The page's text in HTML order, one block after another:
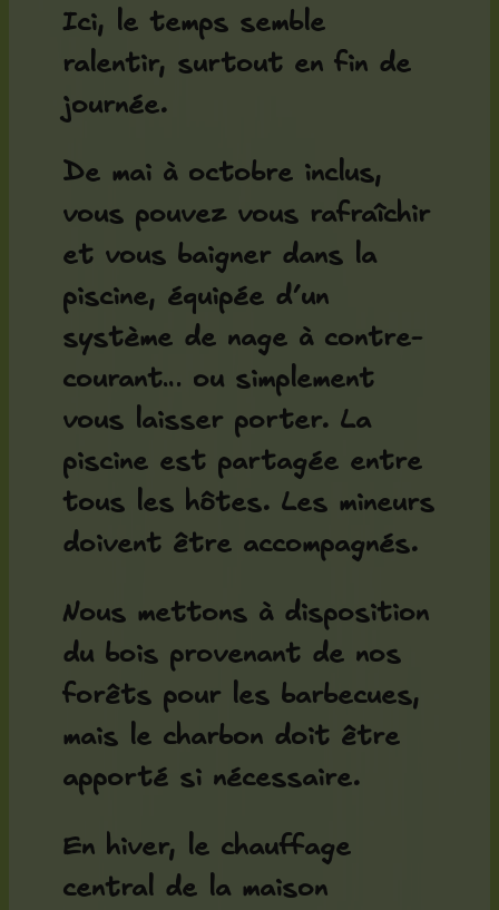
Ici, le temps semble
ralentir, surtout en fin de
journée.
De mai à octobre inclus,
vous pouvez vous rafraîchir
et vous baigner dans la
piscine, équipée d’un
système de nage à contre-
courant… ou simplement
vous laisser porter. La
piscine est partagée entre
tous les hôtes. Les mineurs
doivent être accompagnés.
Nous mettons à disposition
du bois provenant de nos
forêts pour les barbecues,
mais le charbon doit être
apporté si nécessaire.
En hiver, le chauffage
central de la maison